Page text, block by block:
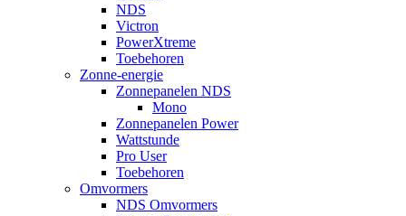
NDS
Victron
PowerXtreme
Toebehoren
Zonne-energie
Zonnepanelen NDS
Mono
Zonnepanelen Power
Wattstunde
Pro User
Toebehoren
Omvormers
NDS Omvormers